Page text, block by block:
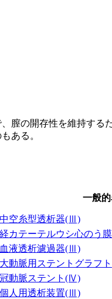
膣の開存性を維持す
ある。
一般的
中空糸型透析器(Ⅲ)
経カテーテルウシ心のう
血液透析濾過器(Ⅲ)
大動脈用ステントグラフト
冠動脈ステント (Ⅳ)
個人用透析装置(Ⅲ)